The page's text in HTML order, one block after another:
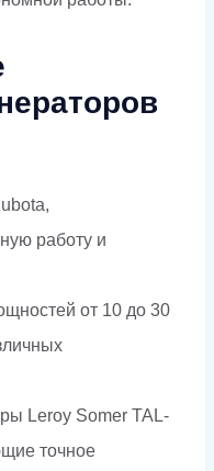
работу и
от 10 до 30
Leroy Somer TAL-
точное